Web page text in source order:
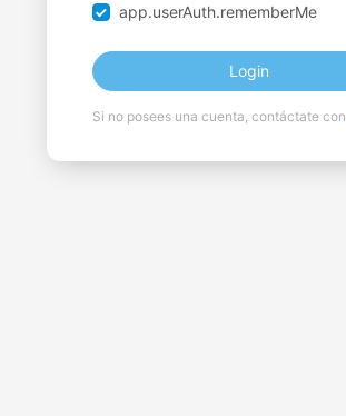
app.userAuth.rememberMe
Login
Si no posees una cuenta, contáctate con